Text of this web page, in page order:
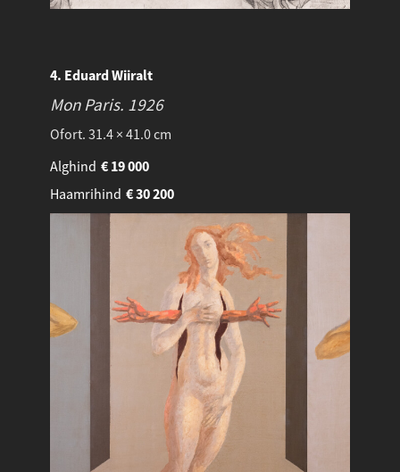
4. Eduard Wiiralt
Mon Paris. 1926
Ofort. 31.4 × 41.0 cm
Alghind
19 000
€
Haamrihind
30 200
€